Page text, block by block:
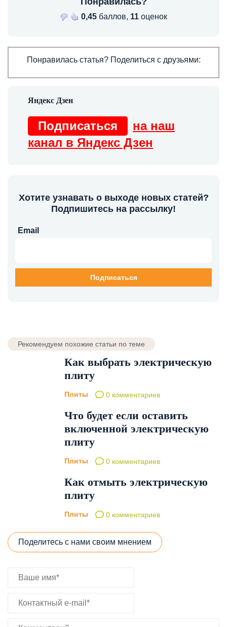
0,45 баллов, 11 оценок
Понравилась статья? Поделиться с друзьями:
Подписаться
на наш
канал в Яндекс Дзен
Хотите узнавать о выходе новых статей?
Подпишитесь на рассылку!
Email
Рекомендуем похожие статьи по теме
Как выбрать электрическую
плиту
Плиты 0 комментариев
Что будет если оставить
включенной электрическую
плиту
Плиты 0 комментариев
Как отмыть электрическую
плиту
Плиты 0 комментариев
Поделитесь с нами своим мнением